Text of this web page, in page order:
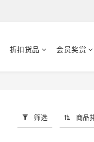
折扣货品 会员奖赏
筛选 商品